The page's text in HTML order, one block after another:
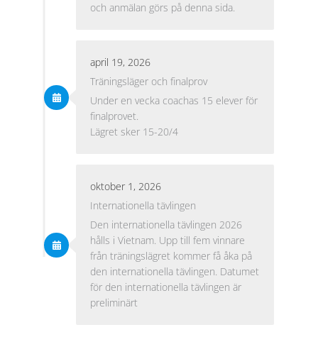
och anmälan görs på denna sida.
april 19, 2026
Träningsläger och finalprov
Under en vecka coachas 15 elever för
finalprovet.
Lägret sker 15-20/4
oktober 1, 2026
Internationella tävlingen
Den internationella tävlingen 2026
hålls i Vietnam. Upp till fem vinnare
från träningslägret kommer få åka på
den internationella tävlingen. Datumet
för den internationella tävlingen är
preliminärt